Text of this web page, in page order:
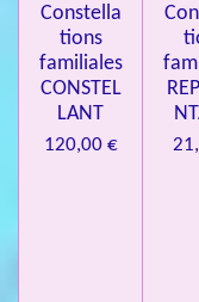
Constella
tions
familiales
CONSTEL
LANT
120,00 €